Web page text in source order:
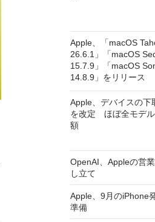
Apple、「macOS
26.6.1」「macOS
15.7.9」「macOS
14.8.9」をリリース
Apple、デバイスの下
を改定 ほぼ全モデ
額
OpenAI、Appleの営
し立て
Apple、9月のiPhone
準備